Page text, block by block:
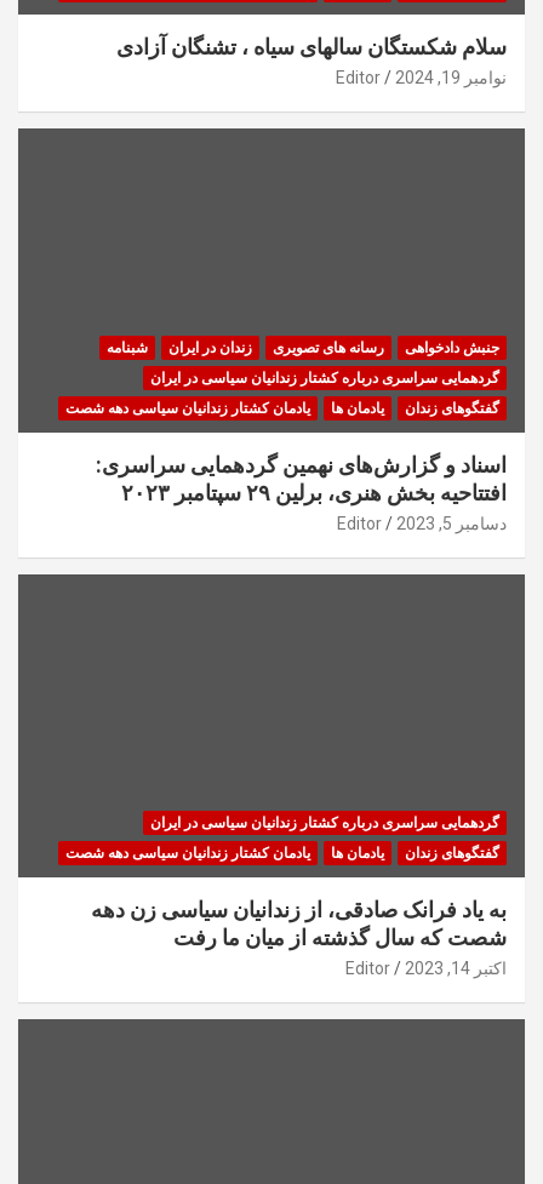
سلام شکستگان سالهای سیاه ، تشنگان آزادی
نوامبر 19, 2024 Editor
جنبش دادخواهی رسانه های تصویری زندان در ایران
شبنامه
گردهمایی سراسری درباره کشتار زندانیان سیاسی در ایران
گفتگوهای زندان
یادمان ها یادمان کشتار زندانیان سیاسی دهه شصت
اسناد و گزارش‌های نهمین گردهمایی سراسری:
افتتاحیه بخش هنری، برلین ۲۹ سپتامبر ۲۰۲۳
دسامبر 5, 2023 Editor
گردهمایی سراسری درباره کشتار زندانیان سیاسی در ایران
گفتگوهای زندان
یادمان ها یادمان کشتار زندانیان سیاسی دهه شصت
به یاد فرانک صادقی، از زندانیان سیاسی زن دهه
شصت که سال گذشته از میان ما رفت
اکتبر 14, 2023 Editor